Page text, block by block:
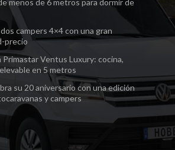
campers 4×4 con una gran
precio
Primastar Ventus Luxury: cocina,
en 5 metros
su 20 aniversario con una edición
y campers